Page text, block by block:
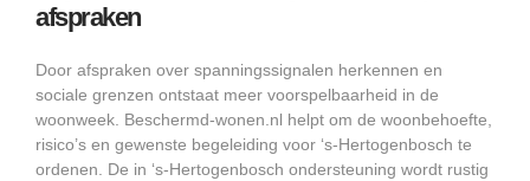
afspraken
Door afspraken over spanningssignalen herkennen en
sociale grenzen ontstaat meer voorspelbaarheid in de
woonweek. Beschermd-wonen.nl helpt om de woonbehoefte,
risico’s en gewenste begeleiding voor ‘s-Hertogenbosch te
ordenen. De in ‘s-Hertogenbosch ondersteuning wordt rustig